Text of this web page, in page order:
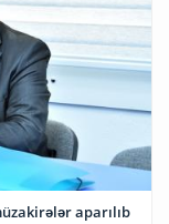
aparılıb